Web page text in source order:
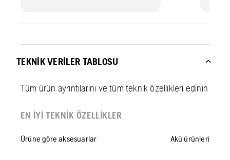
TEKNIK VERILER TABLOSU
Tüm ürün ayrıntılarını ve tüm teknik özellikleri edinin
EN IYI TEKNIK ÖZELLIKLER
Ürüne göre aksesuarlar Akü ürünleri